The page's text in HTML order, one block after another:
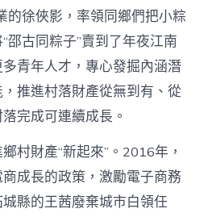
的徐俠影，率領同鄉們把小粽
邵古同粽子”賣到了年夜江南
青年人才，專心發掘內涵潛
推進村落財產從無到有、從
完成可連續成長。
村財產“新起來”。2016年，
成長的政策，激勵電子商務
縣的王茜廢棄城市白領任